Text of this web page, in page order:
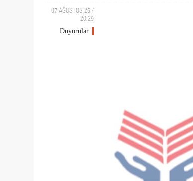
07 AĞUSTOS 25 /
20:29
Duyurular